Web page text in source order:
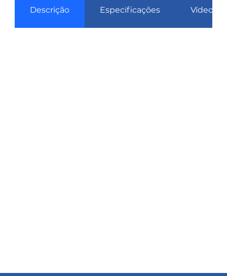
Descrição Especificações Vídeos